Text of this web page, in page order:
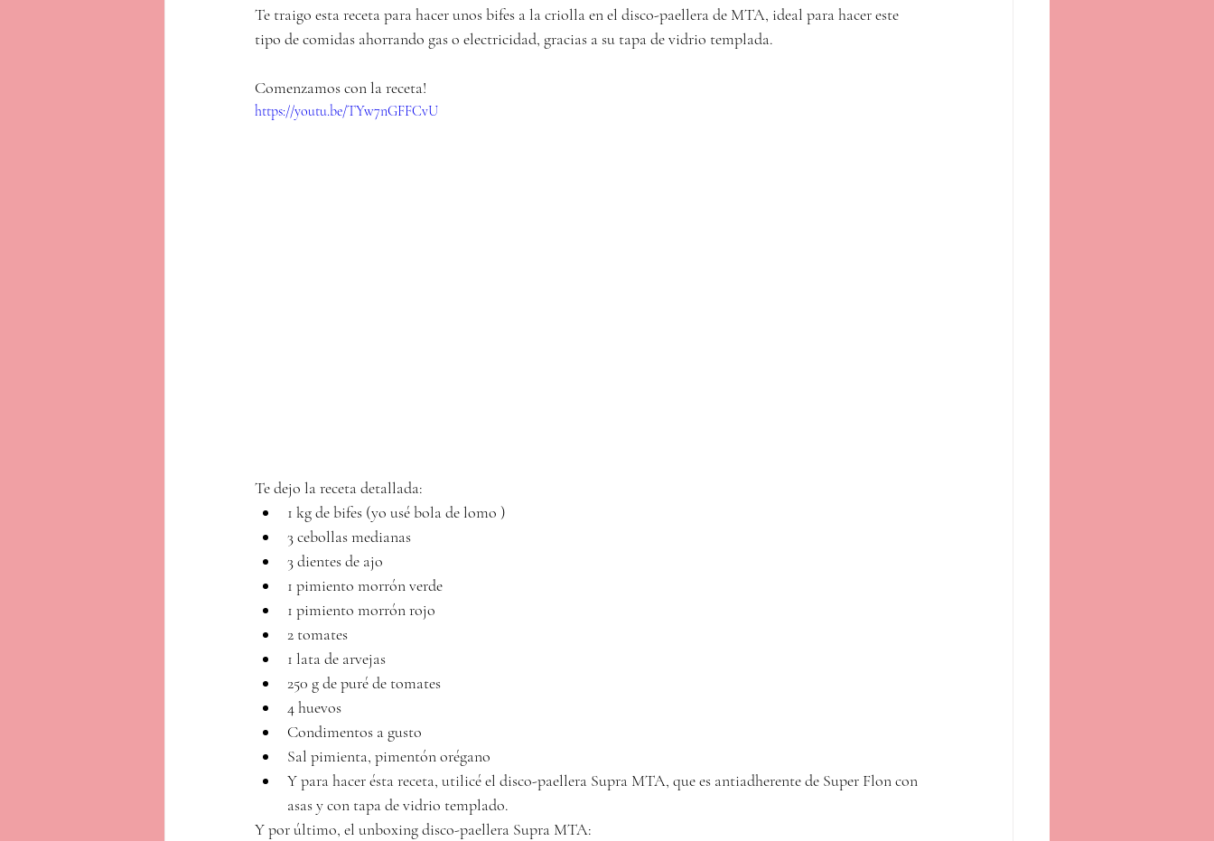
Te traigo esta receta para hacer unos bifes a la criolla en el disco-paellera de MTA, ideal para hacer este
tipo de comidas ahorrando gas o electricidad, gracias a su tapa de vidrio templada.
Comenzamos con la receta!
https://youtu.be/TYw7nGFFCvU
Te dejo la receta detallada:
1 kg de bifes (yo usé bola de lomo )
3 cebollas medianas
3 dientes de ajo
1 pimiento morrón verde
1 pimiento morrón rojo
2 tomates
1 lata de arvejas
250 g de puré de tomates
4 huevos
Condimentos a gusto
Sal pimienta, pimentón orégano
Y para hacer ésta receta, utilicé el disco-paellera Supra MTA, que es antiadherente de Super Flon con
asas y con tapa de vidrio templado.
Y por último, el unboxing disco-paellera Supra MTA: